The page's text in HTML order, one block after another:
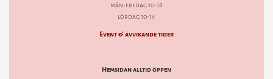
mån-fredag 10-18
lördag 10-14
Event & avvikande tider
Hemsidan alltid öppen